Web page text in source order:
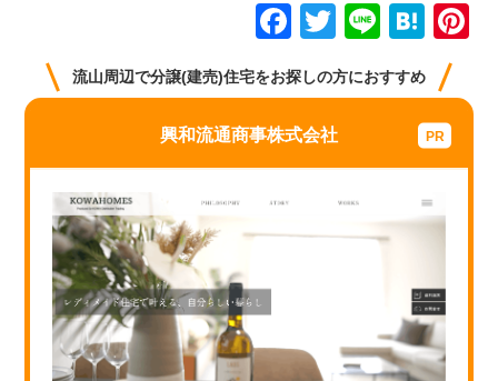
F
c
e
b
o
T
tt
er
Li
e
H
at
e
n
a
流山周辺で分譲(建売)住宅をお探しの方におすすめ
興和流通商事株式会社